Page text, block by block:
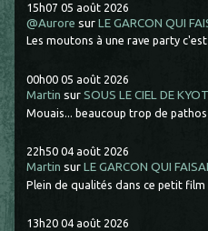
15h07 05 août 2026
@Aurore surLE GARCON QUI
Les moutons à une rave party
00h00 05 août 2026
Martin surSOUS LE CIEL DE
Mouais... beaucoup trop de pathos
22h50 04 août 2026
Martin surLE GARCON QUI
Plein de qualités dans ce petit film
13h20 04 août 2026